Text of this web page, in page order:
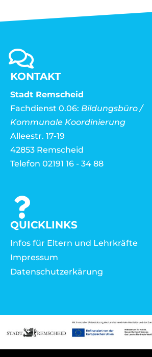
KONTAKT
Stadt Remscheid
Fachdienst 0.06: Bildungsbüro /
Kommunale Koordinierung
Alleestr. 17-19
42853 Remscheid
Telefon 02191 16 - 34 88
QUICKLINKS
Infos für Eltern und Lehrkräfte
Impressum
Datenschutzerkärung